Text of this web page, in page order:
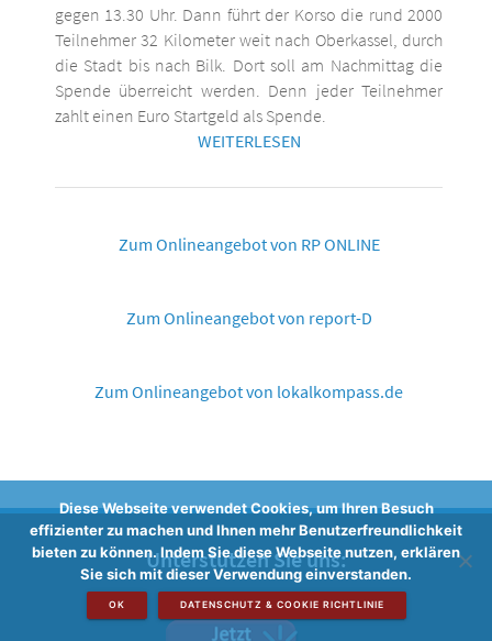
gegen 13.30 Uhr. Dann führt der Korso die rund 2000
Teilnehmer 32 Kilometer weit nach Oberkassel, durch
die Stadt bis nach Bilk. Dort soll am Nachmittag die
Spende überreicht werden. Denn jeder Teilnehmer
zahlt einen Euro Startgeld als Spende.
WEITERLESEN
Zum Onlineangebot von RP ONLINE
Zum Onlineangebot von report-D
Zum Onlineangebot von lokalkompass.de
Unterstützen Sie uns:
Diese Webseite verwendet Cookies, um Ihren Besuch
effizienter zu machen und Ihnen mehr Benutzerfreundlichkeit
bieten zu können. Indem Sie diese Webseite nutzen, erklären
Sie sich mit dieser Verwendung einverstanden.
OK DATENSCHUTZ & COOKIE RICHTLINIE